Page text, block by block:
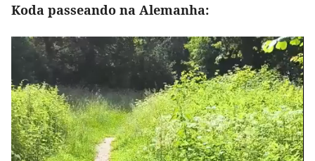
Koda passeando na Alemanha: